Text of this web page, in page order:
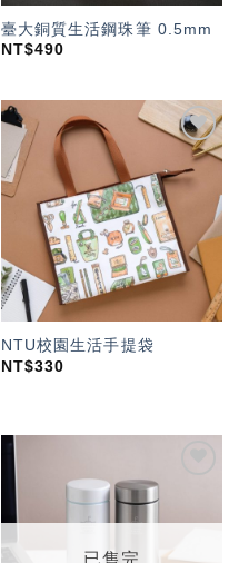
臺大銅質生活鋼珠筆 0.5mm
NT$490
加入
「願
NTU校園生活手提袋
NT$330
望輕